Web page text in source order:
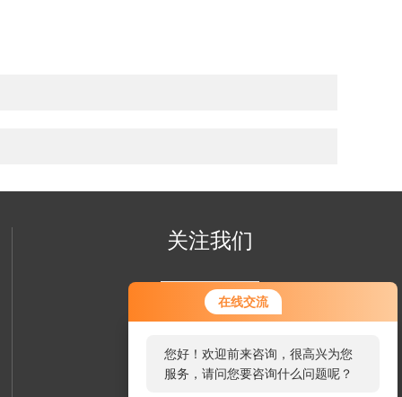
在线交流
您好！欢迎前来咨询，很高兴为您
服务，请问您要咨询什么问题呢？
您好，看您停留很久了，是否找到
了需求产品，您可以直接在线与我
关注我们